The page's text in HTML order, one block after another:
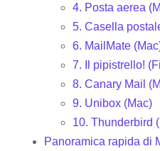
4. Posta aerea
5. Casella
6. MailMate
7. Il pipistrello!
8. Canary Mail
9. Unibox (Mac)
10. Thunderbird
Panoramica rapida di